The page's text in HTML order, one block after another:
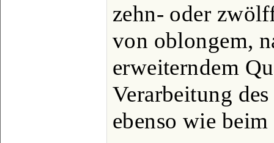
zehn- oder
von oblongem,
erweiterndem
Verarbeitung
ebenso wie